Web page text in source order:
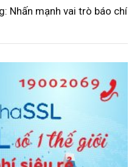
Nhấn mạnh vai trò báo chí